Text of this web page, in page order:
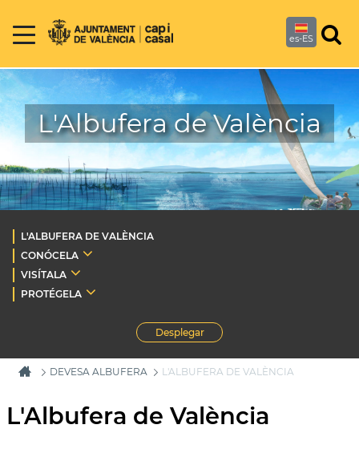
es-ES
L'Albufera de València
L'ALBUFERA DE VALÈNCIA
CONÓCELA
VISÍTALA
PROTÉGELA
Desplegar
DEVESA ALBUFERA L'ALBUFERA DE VALÈNCIA
L'Albufera de València